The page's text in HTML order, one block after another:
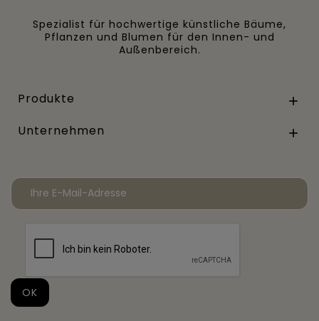
Spezialist für hochwertige künstliche Bäume,
Pflanzen und Blumen für den Innen- und
Außenbereich.
Produkte 
Unternehmen 